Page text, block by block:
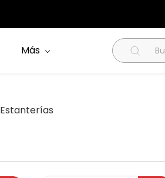
Más
Estanterías